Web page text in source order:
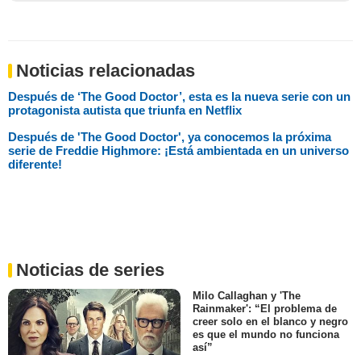
Noticias relacionadas
Después de ‘The Good Doctor’, esta es la nueva serie con un
protagonista autista que triunfa en Netflix
Después de 'The Good Doctor', ya conocemos la próxima
serie de Freddie Highmore: ¡Está ambientada en un universo
diferente!
Noticias de series
Milo Callaghan y 'The
Rainmaker': “El problema de
creer solo en el blanco y negro
es que el mundo no funciona
así”